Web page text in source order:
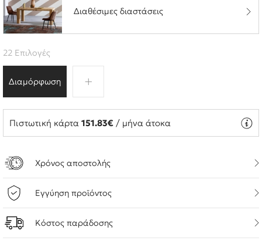
Διαθέσιμες διαστάσεις
Διαμόρφωση
22 Επιλογές
Πιστωτική κάρτα 151.83€ / μήνα άτοκα
Χρόνος αποστολής
Εγγύηση προϊόντος
Κόστος παράδοσης